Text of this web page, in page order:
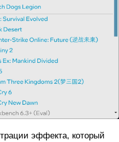
эффекта, который